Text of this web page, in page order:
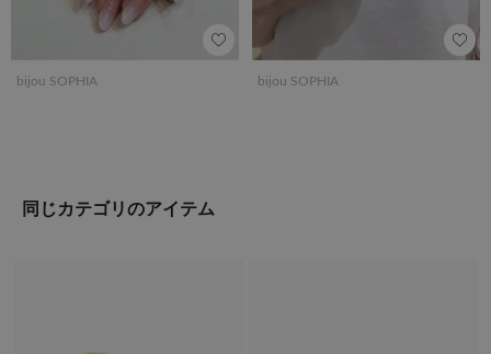
bijou SOPHIA bijou SOPHIA
同じカテゴリのアイテム